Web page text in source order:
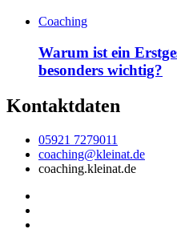
Coaching
Warum ist ein
besonders wichtig?
Kontaktdaten
05921 7279011
coaching@kleinat.de
coaching.kleinat.de